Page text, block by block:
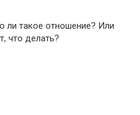
ли такое отношение? Или
что делать?